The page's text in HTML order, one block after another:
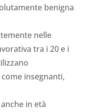
benigna
nelle
tra i 20 e i
insegnanti,
in età